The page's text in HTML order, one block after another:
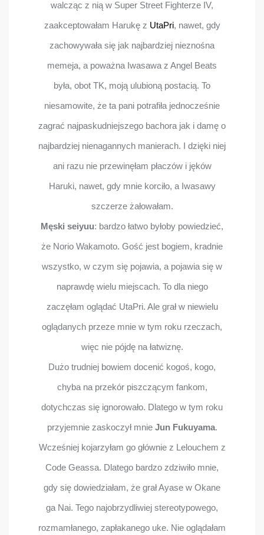
walcząc z nią w Super Street Fighterze IV,
zaakceptowałam Harukę z UtaPri, nawet, gdy
zachowywała się jak najbardziej nieznośna
memeja, a poważna Iwasawa z Angel Beats
była, obot TK, moją ulubioną postacią. To
niesamowite, że ta pani potrafiła jednocześnie
zagrać najpaskudniejszego bachora jak i damę o
najbardziej nienagannych manierach. I dzięki niej
ani razu nie przewinęłam płaczów i jęków
Haruki, nawet, gdy mnie korciło, a Iwasawy
szczerze żałowałam.
Męski seiyuu: bardzo łatwo byłoby powiedzieć,
że Norio Wakamoto. Gość jest bogiem, kradnie
wszystko, w czym się pojawia, a pojawia się w
naprawdę wielu miejscach. To dla niego
zaczęłam oglądać UtaPri. Ale grał w niewielu
oglądanych przeze mnie w tym roku rzeczach,
więc nie pójdę na łatwiznę.
Dużo trudniej bowiem docenić kogoś, kogo,
chyba na przekór piszczącym fankom,
dotychczas się ignorowało. Dlatego w tym roku
przyjemnie zaskoczył mnie Jun Fukuyama.
Wcześniej kojarzyłam go głównie z Lelouchem z
Code Geassa. Dlatego bardzo zdziwiło mnie,
gdy się dowiedziałam, że grał Ayase w Okane
ga Nai. Tego najobrzydliwiej stereotypowego,
rozmamłanego, zapłakanego uke. Nie oglądałam